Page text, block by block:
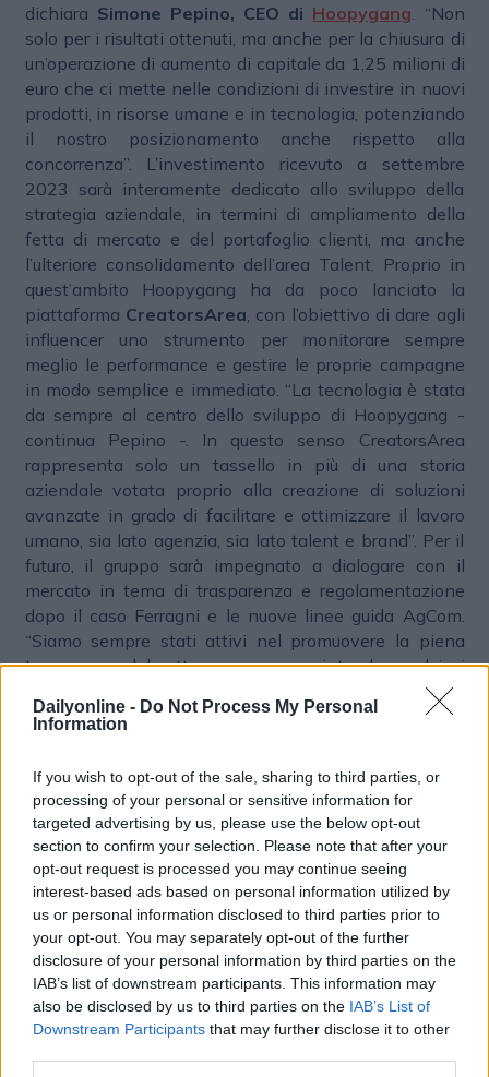
Dailyonline - Do Not Process My Personal
Information
If you wish to opt-out of the sale, sharing to third parties, or
processing of your personal or sensitive information for
targeted advertising by us, please use the below opt-out
section to confirm your selection. Please note that after your
opt-out request is processed you may continue seeing
interest-based ads based on personal information utilized by
us or personal information disclosed to third parties prior to
your opt-out. You may separately opt-out of the further
disclosure of your personal information by third parties on the
IAB’s list of downstream participants. This information may
also be disclosed by us to third parties on the IAB’s List of
Downstream Participants that may further disclose it to other
dichiara Simone Pepino, CEO di Hoopygang . “Non
solo per i risultati ottenuti, ma anche per la chiusura di
un’operazione di aumento di capitale da 1,25 milioni di
euro che ci mette nelle condizioni di investire in nuovi
prodotti, in risorse umane e in tecnologia, potenziando
il nostro posizionamento anche rispetto alla
concorrenza”. L’investimento ricevuto a settembre
2023 sarà interamente dedicato allo sviluppo della
strategia aziendale, in termini di ampliamento della
fetta di mercato e del portafoglio clienti, ma anche
l’ulteriore consolidamento dell’area Talent. Proprio in
quest’ambito Hoopygang ha da poco lanciato la
piattaforma CreatorsArea , con l’obiettivo di dare agli
influencer uno strumento per monitorare sempre
meglio le performance e gestire le proprie campagne
in modo semplice e immediato. “La tecnologia è stata
da sempre al centro dello sviluppo di Hoopygang -
continua Pepino -. In questo senso CreatorsArea
rappresenta solo un tassello in più di una storia
aziendale votata proprio alla creazione di soluzioni
avanzate in grado di facilitare e ottimizzare il lavoro
umano, sia lato agenzia, sia lato talent e brand”. Per il
futuro, il gruppo sarà impegnato a dialogare con il
mercato in tema di trasparenza e regolamentazione
dopo il caso Ferragni e le nuove linee guida AgCom.
“Siamo sempre stati attivi nel promuovere la piena
trasparenza del settore e sono convinto che qualsiasi
azione in grado di rispondere a questo obiettivo sia
benvenuta - conclude Pepeino -. Mi auguro che nei
specializzate come Hoopygang e ai talent”.